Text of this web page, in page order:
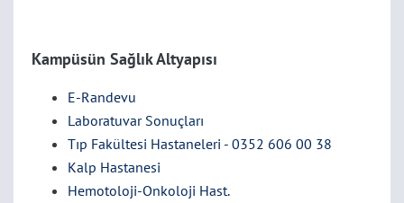
Kampüsün Sağlık Altyapısı
E-Randevu
Laboratuvar Sonuçları
Tıp Fakültesi Hastaneleri - 0352 606 00 38
Kalp Hastanesi
Hemotoloji-Onkoloji Hast.